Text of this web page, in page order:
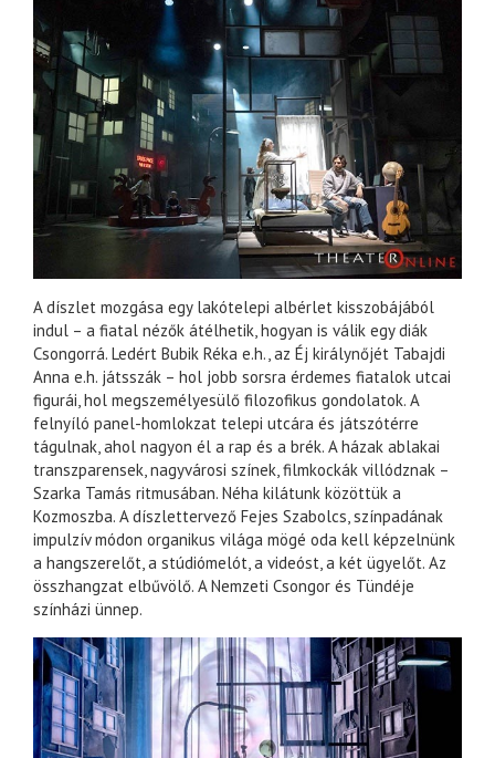
A díszlet mozgása egy lakótelepi albérlet kisszobájából
indul – a fiatal nézők átélhetik, hogyan is válik egy diák
Csongorrá. Ledért Bubik Réka e.h., az Éj királynőjét Tabajdi
Anna e.h. játsszák – hol jobb sorsra érdemes fiatalok utcai
figurái, hol megszemélyesülő filozofikus gondolatok. A
felnyíló panel-homlokzat telepi utcára és játszótérre
tágulnak, ahol nagyon él a rap és a brék. A házak ablakai
transzparensek, nagyvárosi színek, filmkockák villódznak –
Szarka Tamás ritmusában. Néha kilátunk közöttük a
Kozmoszba. A díszlettervező Fejes Szabolcs, színpadának
impulzív módon organikus világa mögé oda kell képzelnünk
a hangszerelőt, a stúdiómelót, a videóst, a két ügyelőt. Az
összhangzat elbűvölő. A Nemzeti Csongor és Tündéje
színházi ünnep.